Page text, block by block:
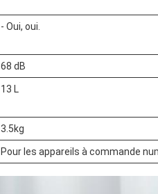
- Oui, oui.
68 dB
13 L
3.5kg
Pour les appareils à commande